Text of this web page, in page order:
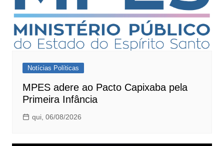
Notícias Políticas
MPES adere ao Pacto Capixaba pela
Primeira Infância
qui, 06/08/2026